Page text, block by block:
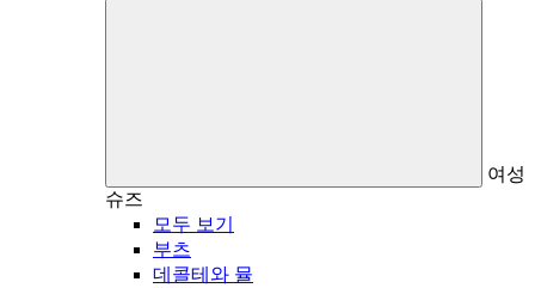
여성
슈즈
모두 보기
부츠
데콜테와 뮬